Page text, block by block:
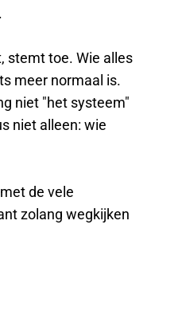
stemt toe. Wie alles
meer normaal is.
niet "het systeem"
niet alleen: wie
de vele
zolang wegkijken